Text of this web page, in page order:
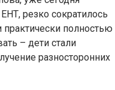
резко сократилось
полностью
– дети стали
разносторонних